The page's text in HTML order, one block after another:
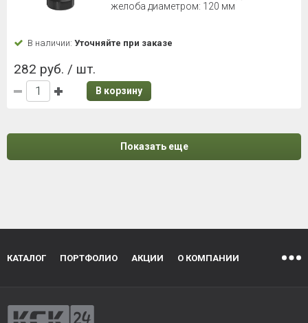
желоба диаметром: 120 мм
В наличии: Уточняйте при заказе
282 руб. / шт.
В корзину
Показать еще
КАТАЛОГ ПОРТФОЛИО АКЦИИ О КОМПАНИИ